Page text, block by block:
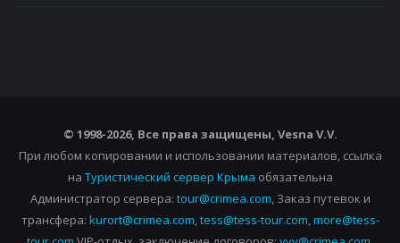
© 1998-2026, Все права защищены, Vesna V.V.
При любом копировании и использовании материалов, ссылка
на Туристический сервер Крыма обязательна
Администратор сервера: tour@crimea.com, Заказ путевок и
трансфера: kurort@crimea.com,tess@tess-tour.com,more@tess-